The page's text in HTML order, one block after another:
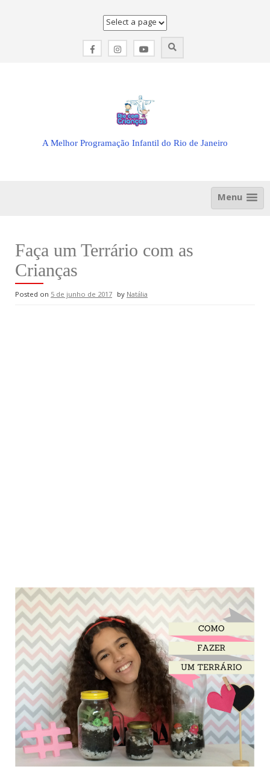
A Melhor Programação Infantil do Rio de Janeiro
Menu
Faça um Terrário com as
Crianças
Posted on 5 de junho de 2017 byNatália